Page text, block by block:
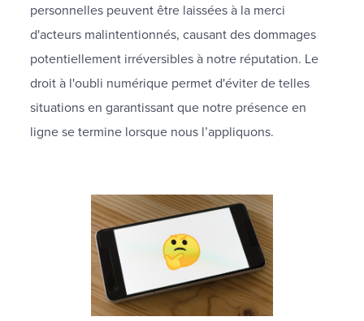
personnelles peuvent être laissées à la merci
d'acteurs malintentionnés, causant des dommages
potentiellement irréversibles à notre réputation. Le
droit à l'oubli numérique permet d'éviter de telles
situations en garantissant que notre présence en
ligne se termine lorsque nous l’appliquons.